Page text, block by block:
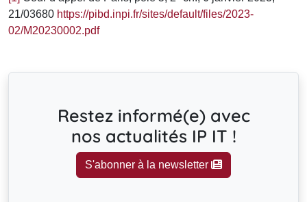
21/03680 https://pibd.inpi.fr/sites/default/files/2023-
02/M20230002.pdf
Restez informé(e) avec
nos actualités IP IT !
S'abonner à la newsletter